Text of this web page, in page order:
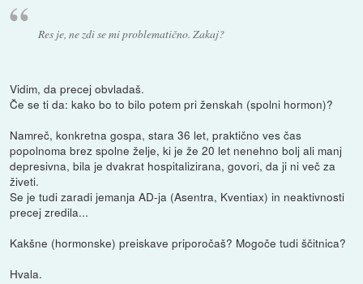
Res je, ne zdi se mi problematično. Zakaj?
Vidim, da precej obvladaš.
Če se ti da: kako bo to bilo potem pri ženskah (spolni hormon)?
Namreč, konkretna gospa, stara 36 let, praktično ves čas
popolnoma brez spolne želje, ki je že 20 let nenehno bolj ali manj
depresivna, bila je dvakrat hospitalizirana, govori, da ji ni več za
živeti.
Se je tudi zaradi jemanja AD-ja (Asentra, Kventiax) in neaktivnosti
precej zredila...
Kakšne (hormonske) preiskave priporočaš? Mogoče tudi ščitnica?
Hvala.